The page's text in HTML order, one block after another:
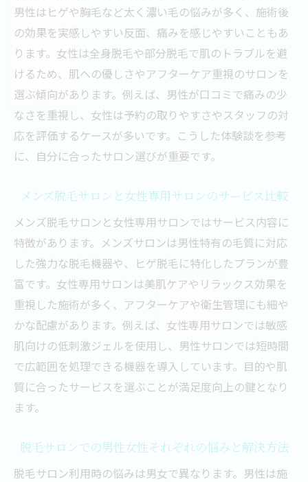
男性はヒゲや胸毛など太く濃い毛の悩みが多く、施術後
の効果を実感しやすい反面、痛みを感じやすいこともあ
ります。女性は全身脱毛や部分脱毛で肌のトラブルを避
けるため、肌への優しさやアフターケア重視のサロンを
選ぶ傾向があります。例えば、男性が口コミで痛みの少
なさを重視し、女性は予約の取りやすさやスタッフの対
応を評価するケースが多いです。こうした体験談を参考
に、自分に合ったサロン選びが重要です。
メンズ脱毛サロンと女性専用サロンのサービス比較
メンズ脱毛サロンと女性専用サロンではサービス内容に
特徴があります。メンズサロンは男性特有の毛質に対応
した強力な脱毛機器や、ヒゲ脱毛に特化したプランが豊
富です。女性専用サロンは美肌ケアやリラックス効果を
重視した施術が多く、アフターケアや衛生管理にも細や
かな配慮があります。例えば、女性専用サロンでは敏感
肌向けの低刺激ジェルを使用し、男性サロンでは短時間
で広範囲を処理できる機器を導入しています。目的や肌
質に合ったサービスを選ぶことが満足度向上の鍵となり
ます。
脱毛サロンでの男性女性それぞれの悩みと解決方法
脱毛サロン利用時の悩みは男女で異なります。男性は施